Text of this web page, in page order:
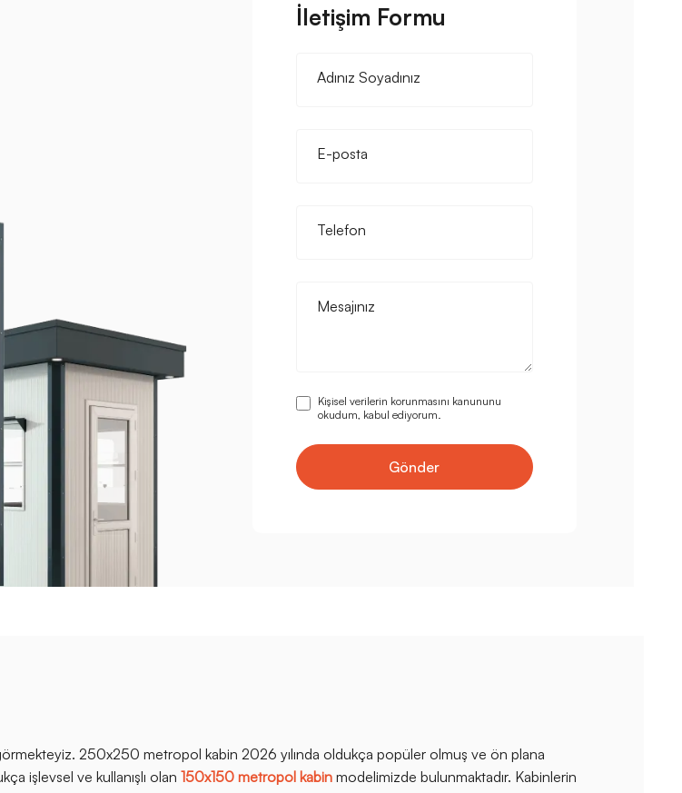
İletişim Formu
Adınız Soyadınız
E-posta
Telefon
Mesajınız
Kişisel verilerin korunmasını kanununu
okudum, kabul ediyorum.
Gönder
250x250 metropol kabin 2026 yılında oldukça popüler olmuş ve ön plana
işlevsel ve kullanışlı olan 150x150 metropol kabin modelimizde bulunmaktadır. Kabinlerin